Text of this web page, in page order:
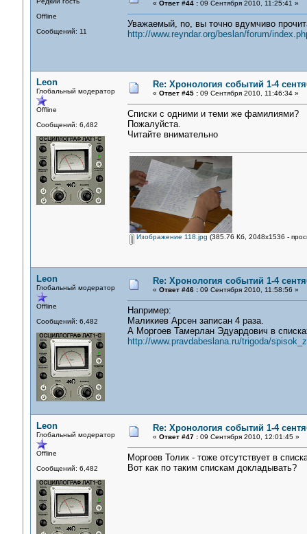
Offline
Сообщений: 11
« Ответ #44 :09 Сентября 2010, 11:25:41 »
Уважаемый, no, вы точно вдумчиво
http://www.reyndar.org/beslan/forum/
Leon
Глобальный модератор
Offline
Сообщений: 6,482
Re: Хронология событий 1-4
« Ответ #45 :09 Сентября 2010, 11:46:34 »
Списки с одними и теми же фамилиями?
Пожалуйста.
Читайте внимательно
Изображение 118.jpg (385.76 Кб, 2048x1536 -
Leon
Глобальный модератор
Offline
Сообщений: 6,482
Re: Хронология событий 1-4
« Ответ #46 :09 Сентября 2010, 11:58:56 »
Например:
Маликиев Арсен записан 4 раза.
А Моргоев Тамерлан Эдуардович в
http://www.pravdabeslana.ru/trigoda/
Leon
Глобальный модератор
Offline
Сообщений: 6,482
Re: Хронология событий 1-4
« Ответ #47 :09 Сентября 2010, 12:01:45 »
Моргоев Толик - тоже отсутствует в
Вот как по таким спискам докладывать?